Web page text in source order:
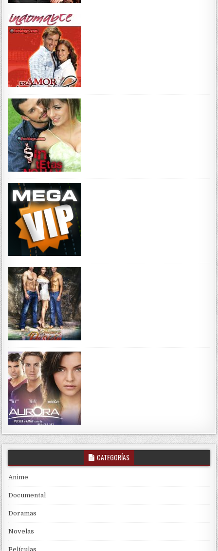
CATEGORÍAS
Anime
Documental
Doramas
Novelas
Películas